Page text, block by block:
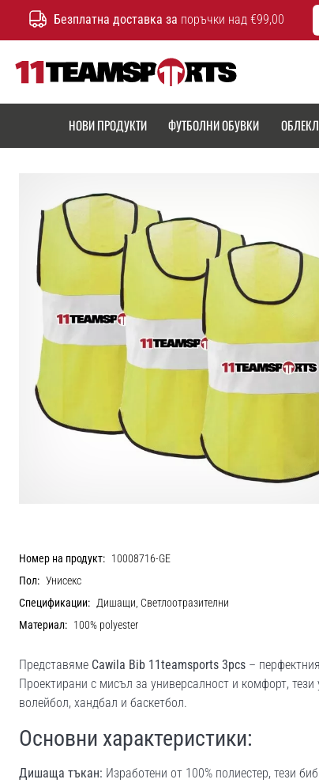
Безплатна доставка за поръчки над €99,00
НОВИ ПРОДУКТИ ФУТБОЛНИ ОБУВКИ
Номер на продукт: 10008716-GE
Пол: Унисекс
Спецификации: Дишащи, Светлоотразителни
Материал: 100% polyester
Представяме Cawila Bib 11teamsports 3pcs –
Проектирани с мисъл за универсалност и комфорт,
волейбол, хандбал и баскетбол.
Основни характеристики:
Дишаща тъкан: Изработени от 100% полиестер, тези